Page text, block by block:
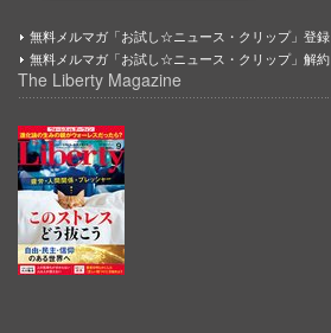
無料メルマガ「お試し☆ニュース・クリップ」登録
無料メルマガ「お試し☆ニュース・クリップ」解約
The Liberty Magazine